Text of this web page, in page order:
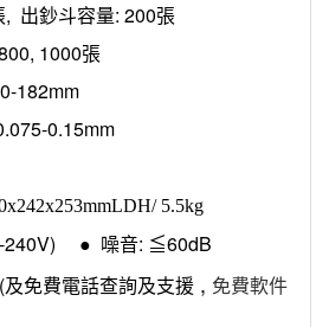
出鈔斗容量: 200張
1000張
182mm
0.15mm
5.5kg
240V) ● 噪音: ≦60dB
免費電話查詢及支援 , 免費軟件